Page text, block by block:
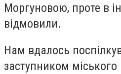
Моргуновою, проте в
відмовили.
Нам вдалось
заступником